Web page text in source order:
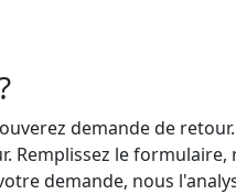
demande de
Remplissez le
demande, nous